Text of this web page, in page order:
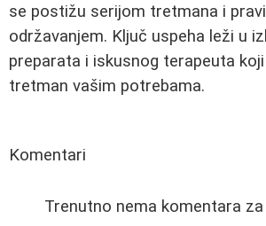
se postižu serijom tretmana i
održavanjem. Ključ uspeha leži u
preparata i iskusnog terapeuta
tretman vašim potrebama.
Komentari
Trenutno nema komentara za